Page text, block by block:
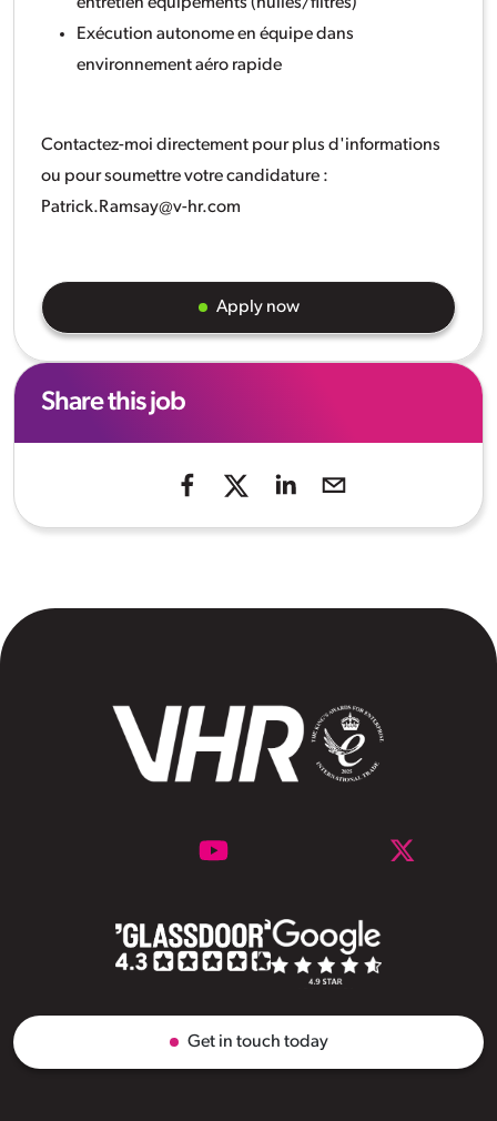
Exécution autonome en équipe dans
environnement aéro rapide
Contactez-moi directement pour plus d'informations
ou pour soumettre votre candidature :
Patrick.Ramsay@v-hr.com
Apply now
Share this job
Get in touch today